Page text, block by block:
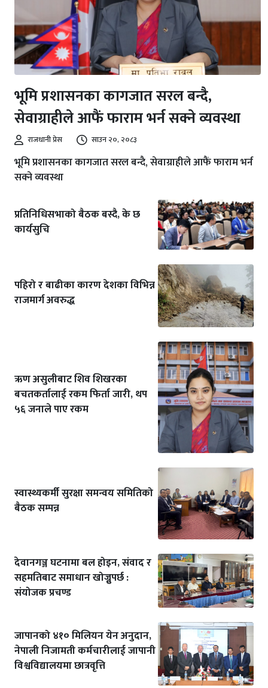
भूमि प्रशासनका कागजात सरल बन्दै,
सेवाग्राहीले आफैं फाराम भर्न सक्ने व्यवस्था
राजधानी प्रेस साउन २०, २०८३
भूमि प्रशासनका कागजात सरल बन्दै, सेवाग्राहीले आफैं फाराम भर्न
सक्ने व्यवस्था
प्रतिनिधिसभाको बैठक बस्दै, के छ
कार्यसुचि
पहिरो र बाढीका कारण देशका विभिन्न
राजमार्ग अवरुद्ध
ऋण असुलीबाट शिव शिखरका
बचतकर्तालाई रकम फिर्ता जारी, थप
५६ जनाले पाए रकम
स्वास्थ्यकर्मी सुरक्षा समन्वय समितिको
बैठक सम्पन्न
देवानगञ्ज घटनामा बल होइन, संवाद र
सहमतिबाट समाधान खोज्नुपर्छ :
संयोजक प्रचण्ड
जापानको ४१० मिलियन येन अनुदान,
नेपाली निजामती कर्मचारीलाई जापानी
विश्वविद्यालयमा छात्रवृत्ति